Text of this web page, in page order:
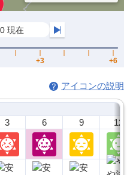
アイコンの説明
3 6 9 12